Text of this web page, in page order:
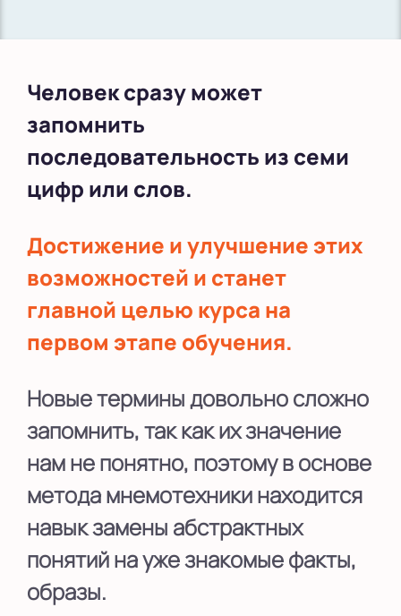
Человек сразу может
запомнить
последовательность из семи
цифр или слов.
Достижение и улучшение этих
возможностей и станет
главной целью курса на
первом этапе обучения.
Новые термины довольно сложно
запомнить, так как их значение
нам не понятно, поэтому в основе
метода мнемотехники находится
навык замены абстрактных
понятий на уже знакомые факты,
образы.